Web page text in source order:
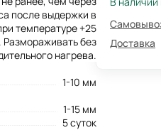
после выдержки в
температуре +25
Размораживать без
нагрева.
1-10 мм
1-15 мм
5 суток
Доставка